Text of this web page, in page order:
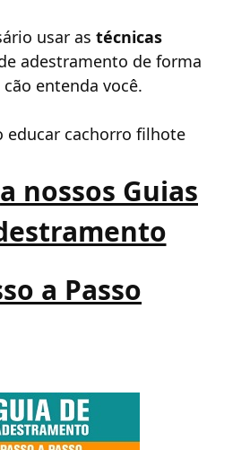
usar as técnicas
adestramento de forma
entenda você.
educar cachorro filhote
nossos Guias
a Passo